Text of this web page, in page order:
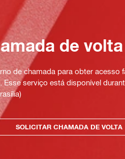
de volta
de chamada para obter acesso
Esse serviço está disponível
SOLICITAR CHAMADA DE VOLTA